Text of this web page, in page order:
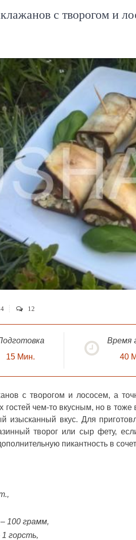
с творогом и
12
15 Мин.
Время
40
с творогом и лососем, а
гостей чем-то вкусным, но в
изысканный вкус. Для
творог или сыр фету,
пикантность в
100 грамм,
1 горсть,